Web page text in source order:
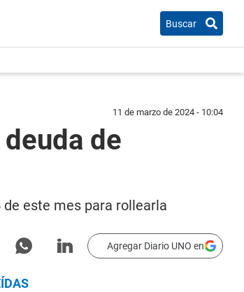
Buscar
11 de marzo de 2024 - 10:04
de
este mes para rollearla
Agregar Diario UNO en